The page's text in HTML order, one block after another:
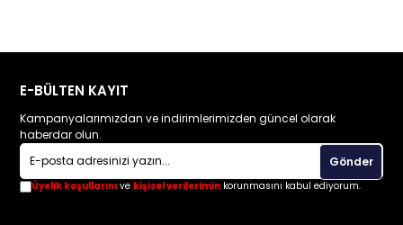
E-BÜLTEN KAYIT
Kampanyalarımızdan ve indirimlerimizden güncel olarak
haberdar olun.
Gönder
Üyelik koşullarını ve kişisel verilerimin korunmasını kabul ediyorum.